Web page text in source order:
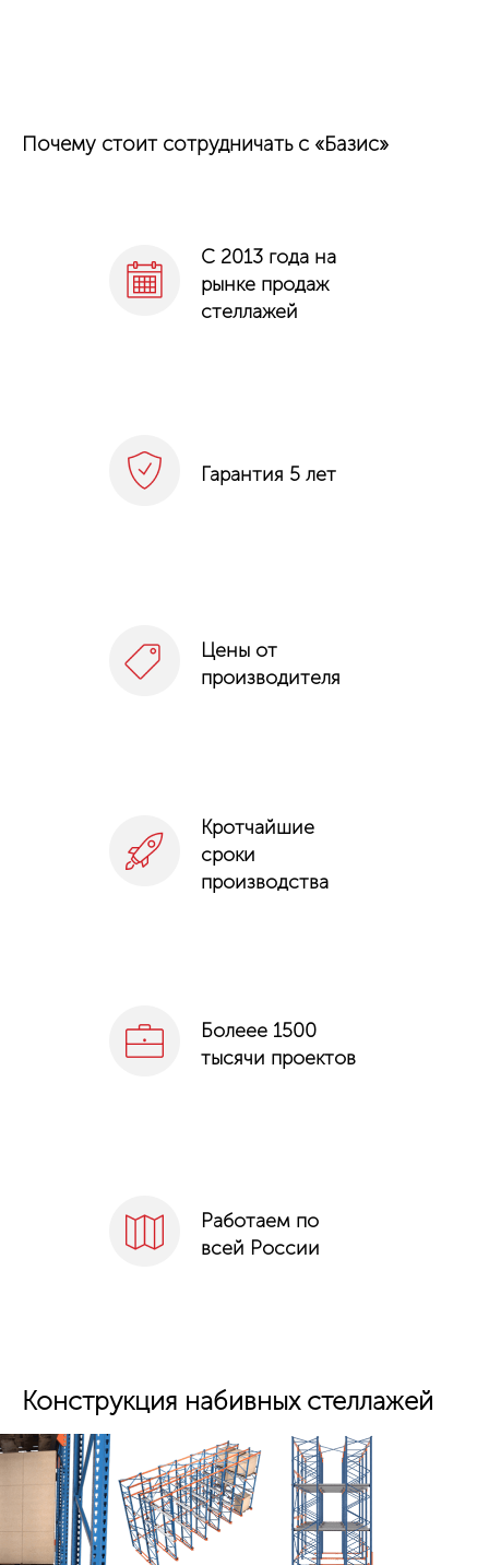
Почему стоит сотрудничать с «Базис»
С 2013 года на
рынке продаж
стеллажей
Гарантия 5 лет
Цены от
производителя
Кротчайшие
сроки
производства
Болеее 1500
тысячи проектов
Работаем по
всей России
Конструкция набивных стеллажей